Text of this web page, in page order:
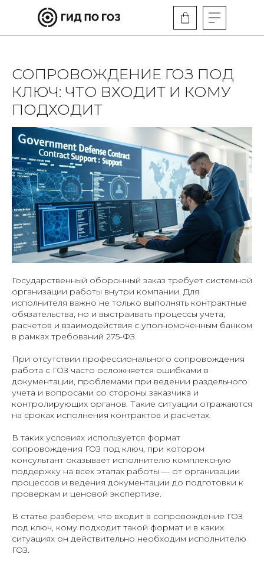
СОПРОВОЖДЕНИЕ ГОЗ ПОД
КЛЮЧ: ЧТО ВХОДИТ И КОМУ
ПОДХОДИТ
Государственный оборонный заказ требует системной
организации работы внутри компании. Для
исполнителя важно не только выполнять контрактные
обязательства, но и выстраивать процессы учета,
расчетов и взаимодействия с уполномоченным банком
в рамках требований 275-ФЗ.
При отсутствии профессионального сопровождения
работа с ГОЗ часто осложняется ошибками в
документации, проблемами при ведении раздельного
учета и вопросами со стороны заказчика и
контролирующих органов. Такие ситуации отражаются
на сроках исполнения контрактов и расчетах.
В таких условиях используется формат
сопровождения ГОЗ под ключ, при котором
консультант оказывает исполнителю комплексную
поддержку на всех этапах работы — от организации
процессов и ведения документации до подготовки к
проверкам и ценовой экспертизе.
В статье разберем, что входит в сопровождение ГОЗ
под ключ, кому подходит такой формат и в каких
ситуациях он действительно необходим исполнителю
ГОЗ.